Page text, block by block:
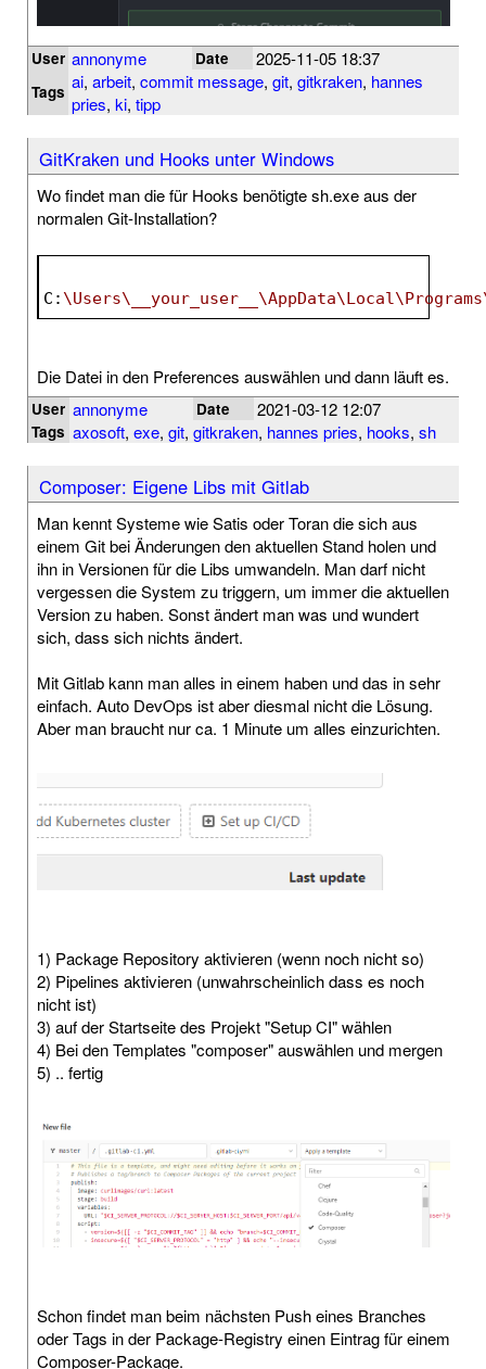
User annonyme Date 2025-11-05 18:37
Tags ai, arbeit, commit message, git, gitkraken, hannes
pries, ki, tipp
GitKraken und Hooks unter Windows
Wo findet man die für Hooks benötigte sh.exe aus der
normalen Git-Installation?
C :
Die Datei in den Preferences auswählen und dann läuft es.
User annonyme Date 2021-03-12 12:07
Tags axosoft, exe, git, gitkraken, hannes pries, hooks, sh
Composer: Eigene Libs mit Gitlab
Man kennt Systeme wie Satis oder Toran die sich aus
einem Git bei Änderungen den aktuellen Stand holen und
ihn in Versionen für die Libs umwandeln. Man darf nicht
vergessen die System zu triggern, um immer die aktuellen
Version zu haben. Sonst ändert man was und wundert
sich, dass sich nichts ändert.
Mit Gitlab kann man alles in einem haben und das in sehr
einfach. Auto DevOps ist aber diesmal nicht die Lösung.
Aber man braucht nur ca. 1 Minute um alles einzurichten.
1) Package Repository aktivieren (wenn noch nicht so)
2) Pipelines aktivieren (unwahrscheinlich dass es noch
nicht ist)
3) auf der Startseite des Projekt "Setup CI" wählen
4) Bei den Templates "composer" auswählen und mergen
5) .. fertig
Schon findet man beim nächsten Push eines Branches
oder Tags in der Package-Registry einen Eintrag für einem
Composer-Package.